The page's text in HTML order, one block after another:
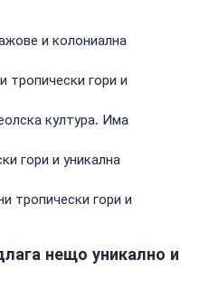
и колониална
тропически гори и
култура. Има
гори и уникална
тропически гори и
нещо уникално и